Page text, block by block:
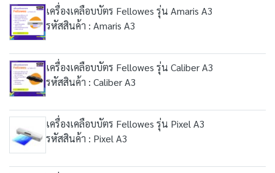
เครื่องเคลือบบัตร Fellowes รุ่น Amaris A3
รหัสสินค้า : Amaris A3
เครื่องเคลือบบัตร Fellowes รุ่น Caliber A3
รหัสสินค้า : Caliber A3
เครื่องเคลือบบัตร Fellowes รุ่น Pixel A3
รหัสสินค้า : Pixel A3